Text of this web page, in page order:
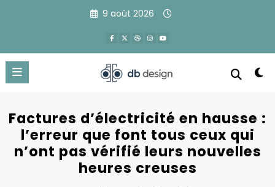
9 août 2026
Factures d’électricité en hausse :
l’erreur que font tous ceux qui
n’ont pas vérifié leurs nouvelles
heures creuses